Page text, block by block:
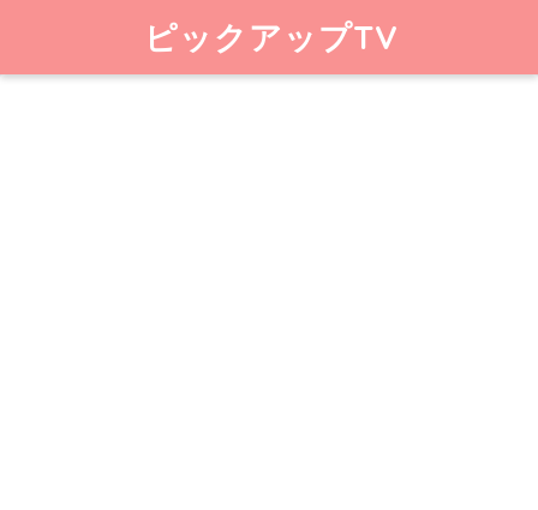
ピックアップTV